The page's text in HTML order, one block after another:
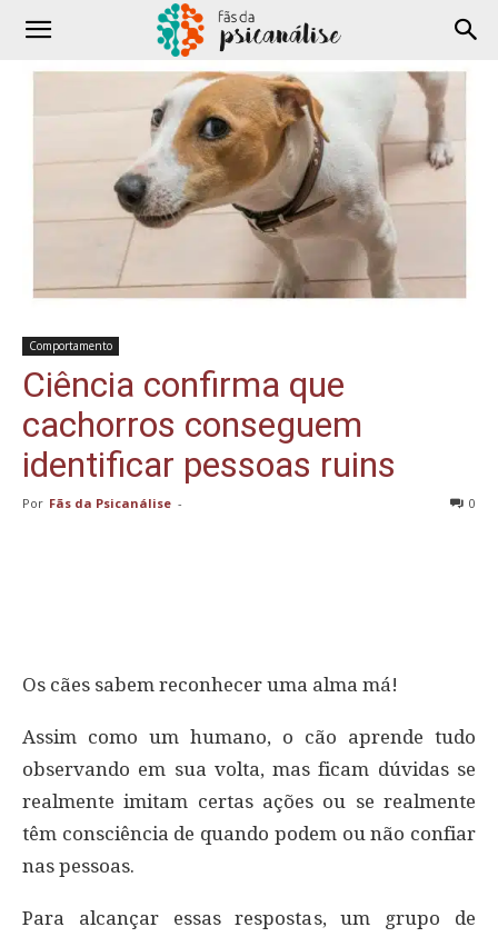
Comportamento
Ciência confirma que
cachorros conseguem
identificar pessoas ruins
Por Fãs da Psicanálise - 0
Os cães sabem reconhecer uma alma má!
Assim como um humano, o cão aprende tudo
observando em sua volta, mas ficam dúvidas se
realmente imitam certas ações ou se realmente
têm consciência de quando podem ou não confiar
nas pessoas.
Para alcançar essas respostas, um grupo de